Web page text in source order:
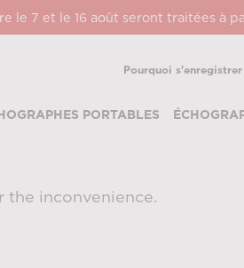
le 7 et le 16 août seront traitées à
Pourquoi s'enregistrer
PORTABLES
the inconvenience.